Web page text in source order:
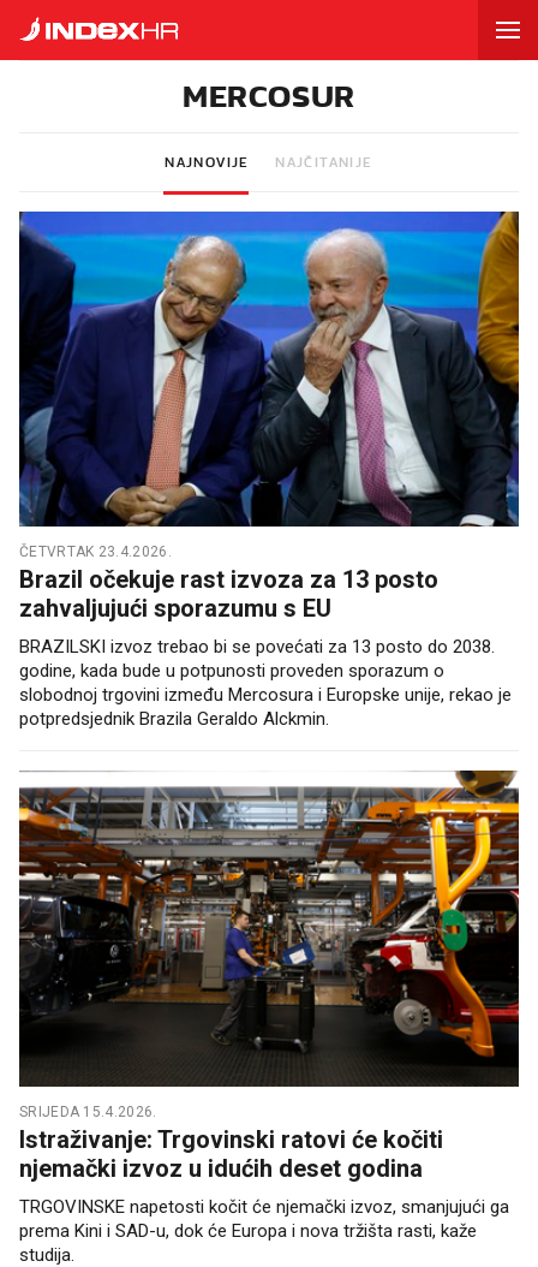
MERCOSUR
NAJNOVIJE NAJČITANIJE
ČETVRTAK 23.4.2026.
Brazil očekuje rast izvoza za 13 posto
zahvaljujući sporazumu s EU
BRAZILSKI izvoz trebao bi se povećati za 13 posto do 2038.
godine, kada bude u potpunosti proveden sporazum o
slobodnoj trgovini između Mercosura i Europske unije, rekao je
potpredsjednik Brazila Geraldo Alckmin.
SRIJEDA 15.4.2026.
Istraživanje: Trgovinski ratovi će kočiti
njemački izvoz u idućih deset godina
TRGOVINSKE napetosti kočit će njemački izvoz, smanjujući ga
prema Kini i SAD-u, dok će Europa i nova tržišta rasti, kaže
studija.